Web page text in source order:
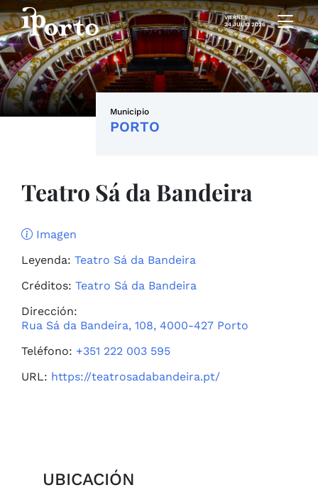
Saltar al contenido
VIERNES
24 JULIO 2026
Municipio
PORTO
Teatro Sá da Bandeira
Imagen
Leyenda: Teatro Sá da Bandeira
Créditos: Teatro Sá da Bandeira
Dirección:
Rua Sá da Bandeira, 108, 4000-427 Porto
Teléfono: +351 222 003 595
URL: https://teatrosadabandeira.pt/
UBICACIÓN